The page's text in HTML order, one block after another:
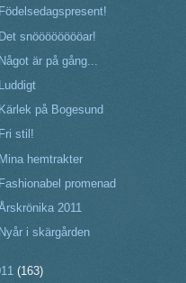
snööööööööar!
är på gång...
på Bogesund
stil!
hemtrakter
promenad
2011
i skärgården
(163)